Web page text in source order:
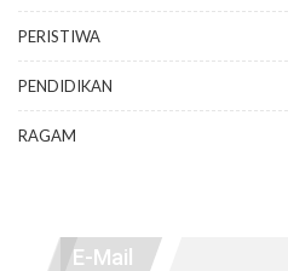
PERISTIWA
PENDIDIKAN
RAGAM
E-Mail